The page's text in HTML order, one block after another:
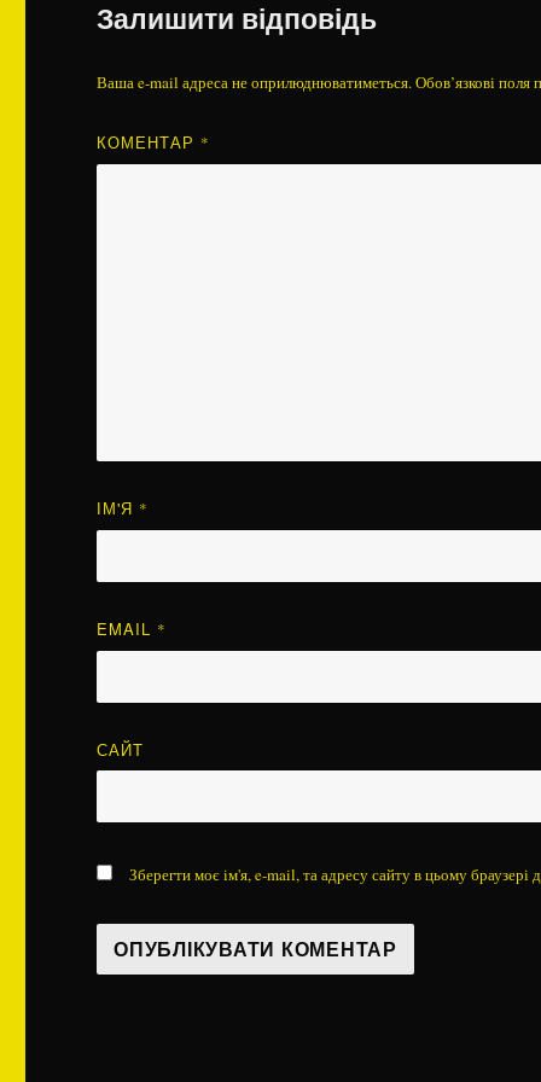
Залишити відповідь
Ваша e-mail адреса не оприлюднюватиметься.Обов’язкові поля
КОМЕНТАР *
ІМ'Я *
EMAIL *
САЙТ
Зберегти моє ім'я, e-mail, та адресу сайту в цьому браузері